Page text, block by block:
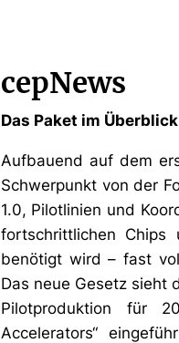
cepNews
Das Paket im Überblick
Aufbauend auf dem
Schwerpunkt von der
1.0, Pilotlinien und
fortschrittlichen
benötigt wird – fast
Das neue Gesetz sieht
Pilotproduktion für
Accelerators“